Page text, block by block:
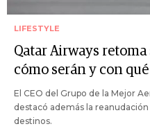
LIFESTYLE
Qatar Airways
cómo serán y con
El CEO del Grupo de la Mejor
destacó además la
destinos.